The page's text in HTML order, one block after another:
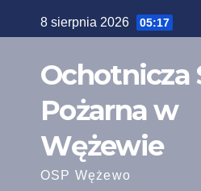
to
8 sierpnia 2026 05:17
Ochotnicza
Pożarna w
Wężewie
OSP Wężewo